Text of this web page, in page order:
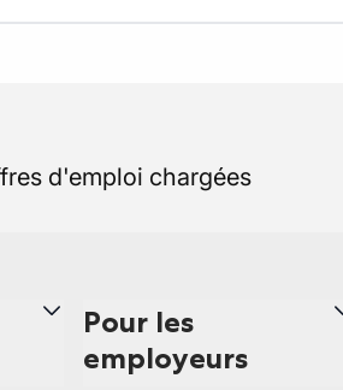
d'emploi chargées
Pour les
employeurs